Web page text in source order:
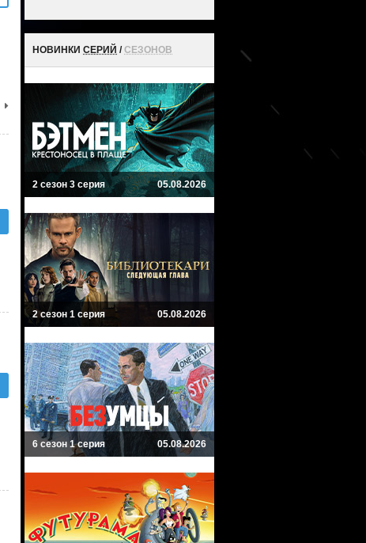
НОВИНКИ СЕРИЙ /СЕЗОНОВ
2 сезон 3 серия 05.08.2026
2 сезон 1 серия 05.08.2026
6 сезон 1 серия 05.08.2026